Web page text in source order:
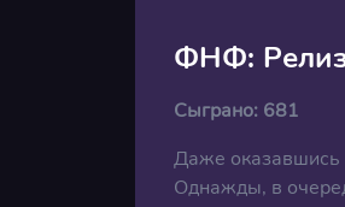
ФНФ:
Сыграно: 681
Даже оказавшись
Однажды, в